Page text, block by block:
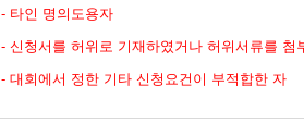
- 타인 명의도용자
- 신청서를 허위로 기재하였거나 허위서류를 첨
- 대회에서 정한 기타 신청요건이 부적합한 자